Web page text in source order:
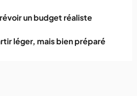
un budget réaliste
léger, mais bien préparé